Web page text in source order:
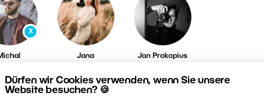
Dürfen wir Cookies verwenden, wenn Sie unsere
Website besuchen? 🍪
X
Jana
Jan Prokopius